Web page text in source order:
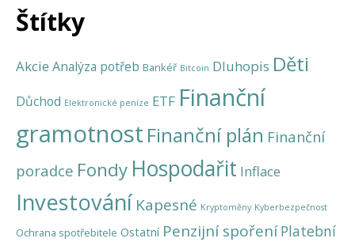
Štítky
Akcie Analýza potřeb Bankéř Bitcoin Dluhopis Děti
Důchod Elektronické peníze ETF Finanční
gramotnost Finanční plán Finanční
poradce Fondy Hospodařit Inflace
Investování Kapesné Kryptoměny Kyberbezpečnost
Ochrana spotřebitele Ostatní Penzijní spoření Platební